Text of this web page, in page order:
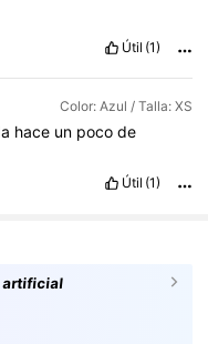
Útil (1)
Color: Azul / Talla: XS
hace un pocode
Útil (1)
artificial